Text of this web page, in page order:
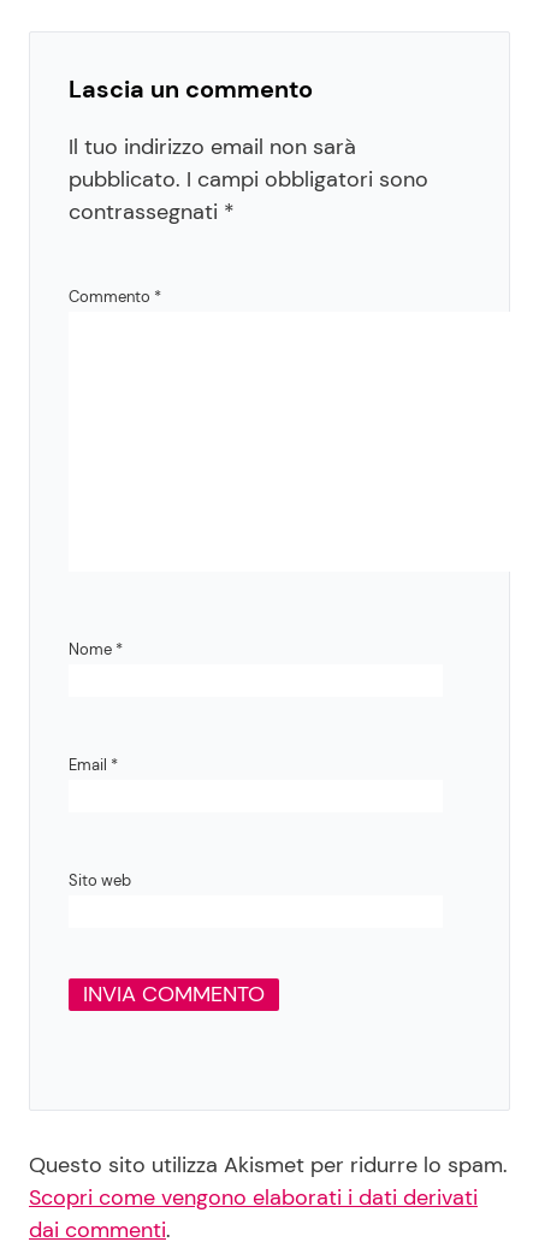
Lascia un commento
Il tuo indirizzo email non sarà
pubblicato. I campi obbligatori sono
contrassegnati *
Commento *
Nome *
Email *
Sito web
Questo sito utilizza Akismet per ridurre lo spam.
Scopri come vengono elaborati i dati derivati
dai commenti.